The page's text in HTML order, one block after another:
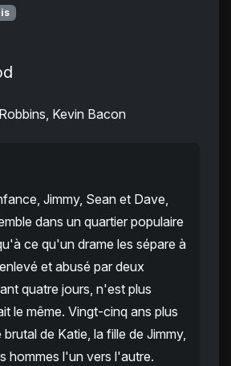
Kevin Bacon
Jimmy, Sean et Dave,
dans un quartier populaire
ce qu'un drame les sépare à
et abusé par deux
quatre jours, n'est plus
le même. Vingt-cinq ans plus
de Katie, la fille de Jimmy,
hommes l'un vers l'autre.